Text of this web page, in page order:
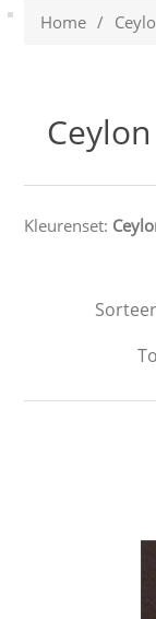
Home /
Kleurenset: